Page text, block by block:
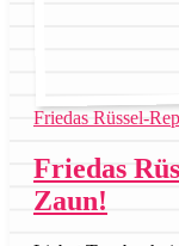
Friedas Rüssel-
Friedas
Zaun!